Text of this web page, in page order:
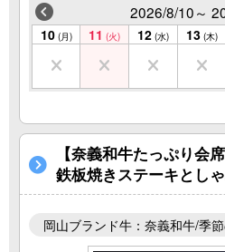
2026/8/10～
10 (月) 11 (火) 12 (水) 13 (木)
【奈義和牛たっぷり会
鉄板焼きステーキとし
岡山ブランド牛：奈義和牛/季